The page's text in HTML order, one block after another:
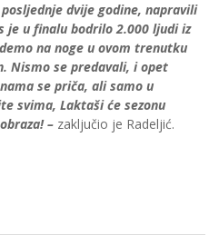
dvije godine, napravili
je u finalu bodrilo 2.000 ljudi iz
na noge u ovom trenutku
Nismo se predavali, i opet
se priča, ali samo u
svima, Laktaši će sezonu
– zaključio je Radeljić.